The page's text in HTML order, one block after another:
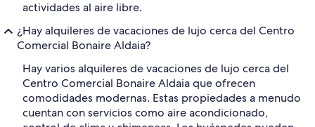
actividades al aire libre.
¿Hay alquileres de vacaciones de lujo cerca del Centro
Comercial Bonaire Aldaia?
Hay varios alquileres de vacaciones de lujo cerca del
Centro Comercial Bonaire Aldaia que ofrecen
comodidades modernas. Estas propiedades a menudo
cuentan con servicios como aire acondicionado,